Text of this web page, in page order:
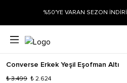
Alışverişe Başla!
Converse Erkek Yeşil Eşofman Altı
₺ 3.499 ₺ 2.624